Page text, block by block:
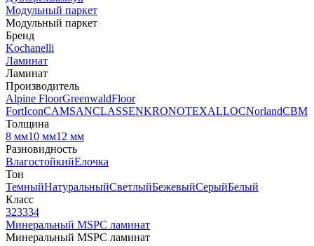
Модульный паркет
Модульный паркет
Бренд
Kochanelli
Ламинат
Ламинат
Производитель
Alpine FloorGreenwaldFloor
FortIconCAMSANCLASSENKRONOTEXALLOCNorlandCBM
Толщина
8 мм10 мм12 мм
Разновидность
ВлагостойкийЕлочка
Тон
ТемныйНатуральныйСветлыйБежевыйСерыйБелый
Класс
323334
Минеральный MSPC ламинат
Минеральный MSPC ламинат